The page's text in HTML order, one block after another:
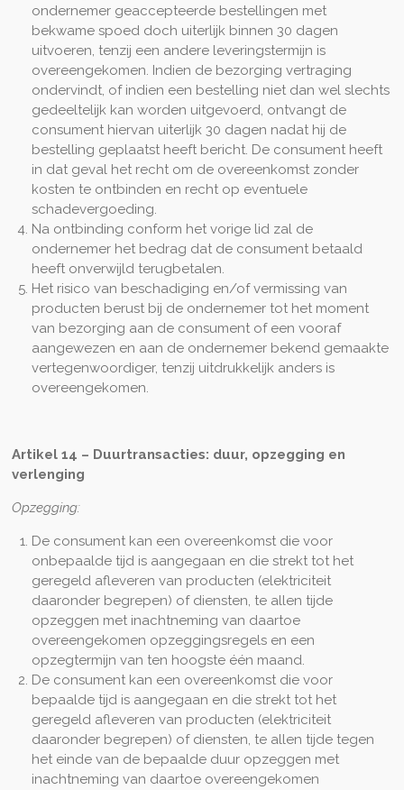
ondernemer geaccepteerde bestellingen met
bekwame spoed doch uiterlijk binnen 30 dagen
uitvoeren, tenzij een andere leveringstermijn is
overeengekomen. Indien de bezorging vertraging
ondervindt, of indien een bestelling niet dan wel slechts
gedeeltelijk kan worden uitgevoerd, ontvangt de
consument hiervan uiterlijk 30 dagen nadat hij de
bestelling geplaatst heeft bericht. De consument heeft
in dat geval het recht om de overeenkomst zonder
kosten te ontbinden en recht op eventuele
schadevergoeding.
Na ontbinding conform het vorige lid zal de
ondernemer het bedrag dat de consument betaald
heeft onverwijld terugbetalen.
Het risico van beschadiging en/of vermissing van
producten berust bij de ondernemer tot het moment
van bezorging aan de consument of een vooraf
aangewezen en aan de ondernemer bekend gemaakte
vertegenwoordiger, tenzij uitdrukkelijk anders is
overeengekomen.
Artikel 14 – Duurtransacties: duur, opzegging en
verlenging
Opzegging:
De consument kan een overeenkomst die voor
onbepaalde tijd is aangegaan en die strekt tot het
geregeld afleveren van producten (elektriciteit
daaronder begrepen) of diensten, te allen tijde
opzeggen met inachtneming van daartoe
overeengekomen opzeggingsregels en een
opzegtermijn van ten hoogste één maand.
De consument kan een overeenkomst die voor
bepaalde tijd is aangegaan en die strekt tot het
geregeld afleveren van producten (elektriciteit
daaronder begrepen) of diensten, te allen tijde tegen
het einde van de bepaalde duur opzeggen met
inachtneming van daartoe overeengekomen